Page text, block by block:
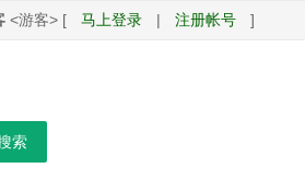
<游客> [ 马上登录 | 注册帐号 ]
索